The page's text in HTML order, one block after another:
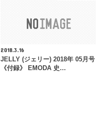
2018.3.16
JELLY (ジェリー) 2018年 05月号
《付録》 EMODA 史…